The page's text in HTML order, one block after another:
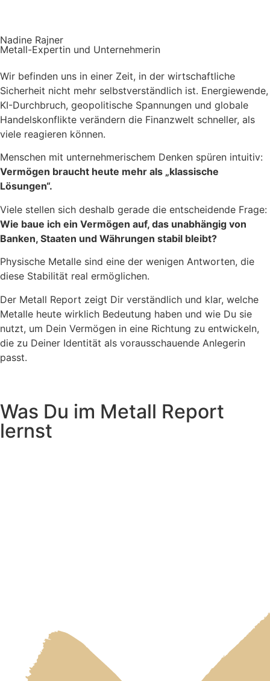
Nadine Rajner
Metall-Expertin und Unternehmerin
Wir befinden uns in einer Zeit, in der wirtschaftliche
Sicherheit nicht mehr selbstverständlich ist. Energiewende,
KI-Durchbruch, geopolitische Spannungen und globale
Handelskonflikte verändern die Finanzwelt schneller, als
viele reagieren können.
Menschen mit unternehmerischem Denken spüren intuitiv:
Vermögen braucht heute mehr als „klassische
Lösungen“.
Viele stellen sich deshalb gerade die entscheidende Frage:
Wie baue ich ein Vermögen auf, das unabhängig von
Banken, Staaten und Währungen stabil bleibt?
Physische Metalle sind eine der wenigen Antworten, die
diese Stabilität real ermöglichen.
Der Metall Report zeigt Dir verständlich und klar, welche
Metalle heute wirklich Bedeutung haben und wie Du sie
nutzt, um Dein Vermögen in eine Richtung zu entwickeln,
die zu Deiner Identität als vorausschauende Anlegerin
passt.
Was Du im Metall Report
lernst